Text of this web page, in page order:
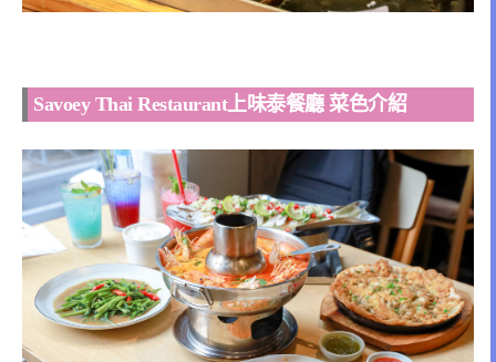
Savoey Thai Restaurant上味泰餐廳 菜色介紹